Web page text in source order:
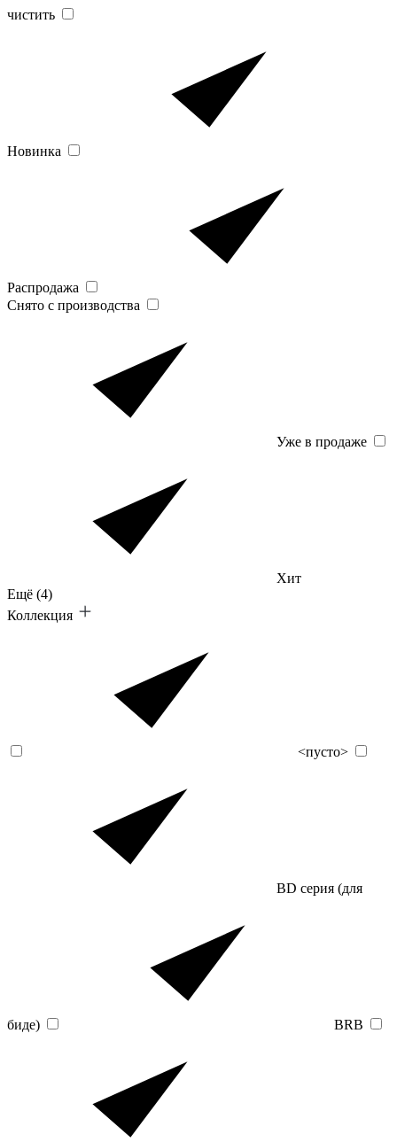
чистить
Новинка
Распродажа
Снято с производства
Уже в продаже
Хит
Ещё (4)
Коллекция
<пусто>
BD серия (для
биде) BRB